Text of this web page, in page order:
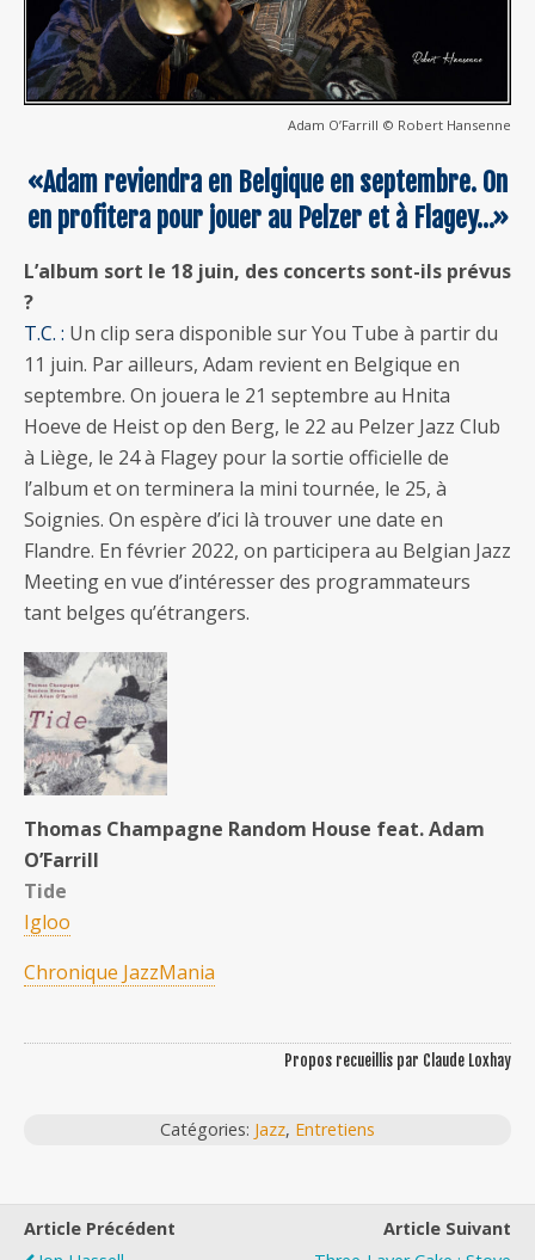
Adam O’Farrill © Robert Hansenne
«Adam reviendra en Belgique en septembre. On
en profitera pour jouer au Pelzer et à Flagey…»
L’album sort le 18 juin, des concerts sont-ils prévus
?
T.C. : Un clip sera disponible sur You Tube à partir du
11 juin. Par ailleurs, Adam revient en Belgique en
septembre. On jouera le 21 septembre au Hnita
Hoeve de Heist op den Berg, le 22 au Pelzer Jazz Club
à Liège, le 24 à Flagey pour la sortie officielle de
l’album et on terminera la mini tournée, le 25, à
Soignies. On espère d’ici là trouver une date en
Flandre. En février 2022, on participera au Belgian Jazz
Meeting en vue d’intéresser des programmateurs
tant belges qu’étrangers.
Thomas Champagne Random House feat. Adam
O’Farrill
Tide
Igloo
Chronique JazzMania
Propos recueillis par Claude Loxhay
Catégories: Jazz, Entretiens
Article Précédent
Article Suivant